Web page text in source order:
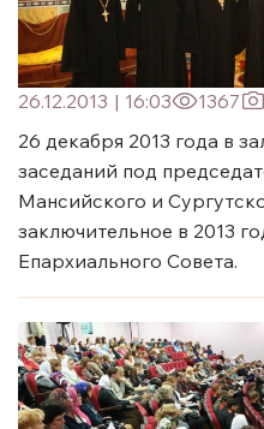
26.12.2013 | 16:03 1367
26 декабря 2013 года в
заседаний под
Мансийского и
заключительное в 2013
Епархиального Совета.